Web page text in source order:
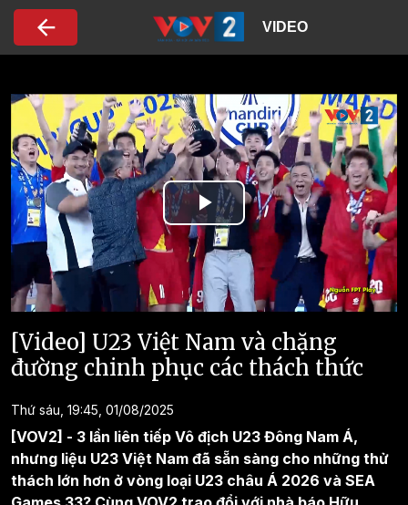
Nhảy đến nội dung
VIDEO
Play
Video
[Video] U23 Việt Nam và chặng
đường chinh phục các thách thức
Thứ sáu, 19:45, 01/08/2025
[VOV2] - 3 lần liên tiếp Vô địch U23 Đông Nam Á,
nhưng liệu U23 Việt Nam đã sẵn sàng cho những thử
thách lớn hơn ở vòng loại U23 châu Á 2026 và SEA